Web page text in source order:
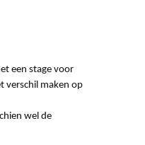
een stage voor
verschil maken op
wel de